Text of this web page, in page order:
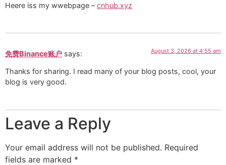
Heere iss my wwebpage –cnhub.xyz
免费Binance账户 says: August 3, 2026 at 4:55 am
Thanks for sharing. I read many of your blog posts, cool, your
blog is very good.
Leave a Reply
Your email address will not be published. Required
fields are marked *